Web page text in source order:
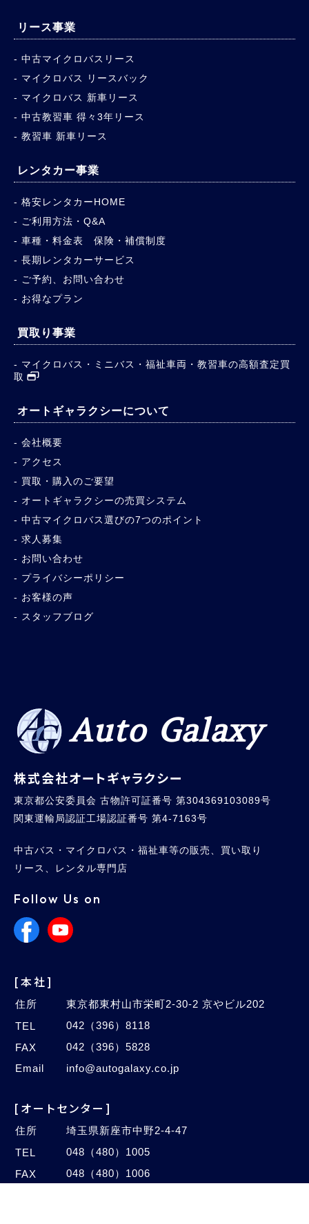
リース事業
中古マイクロバスリース
マイクロバス リースバック
マイクロバス 新車リース
中古教習車 得々3年リース
教習車 新車リース
レンタカー事業
格安レンタカーHOME
ご利用方法・Q&A
車種・料金表 保険・補償制度
長期レンタカーサービス
ご予約、お問い合わせ
お得なプラン
買取り事業
マイクロバス・ミニバス・福祉車両・教習車の高額査定買
取
オートギャラクシーについて
会社概要
アクセス
買取・購入のご要望
オートギャラクシーの売買システム
中古マイクロバス選びの7つのポイント
求人募集
お問い合わせ
プライバシーポリシー
お客様の声
スタッフブログ
Auto Galaxy
株式会社オートギャラクシー
東京都公安委員会 古物許可証番号 第304369103089号
関東運輸局認証工場認証番号 第4-7163号
中古バス・マイクロバス・福祉車等の販売、買い取り
リース、レンタル専門店
Follow Us on
[本社]
住所
東京都東村山市栄町2-30-2 京やビル202
TEL
042（396）8118
FAX
042（396）5828
Email
info@autogalaxy.co.jp
[オートセンター]
住所
埼玉県新座市中野2-4-47
TEL
048（480）1005
FAX
048（480）1006